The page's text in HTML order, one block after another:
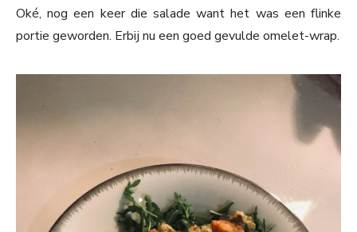
Oké, nog een keer die salade want het was een flinke
portie geworden. Erbij nu een goed gevulde omelet-wrap.